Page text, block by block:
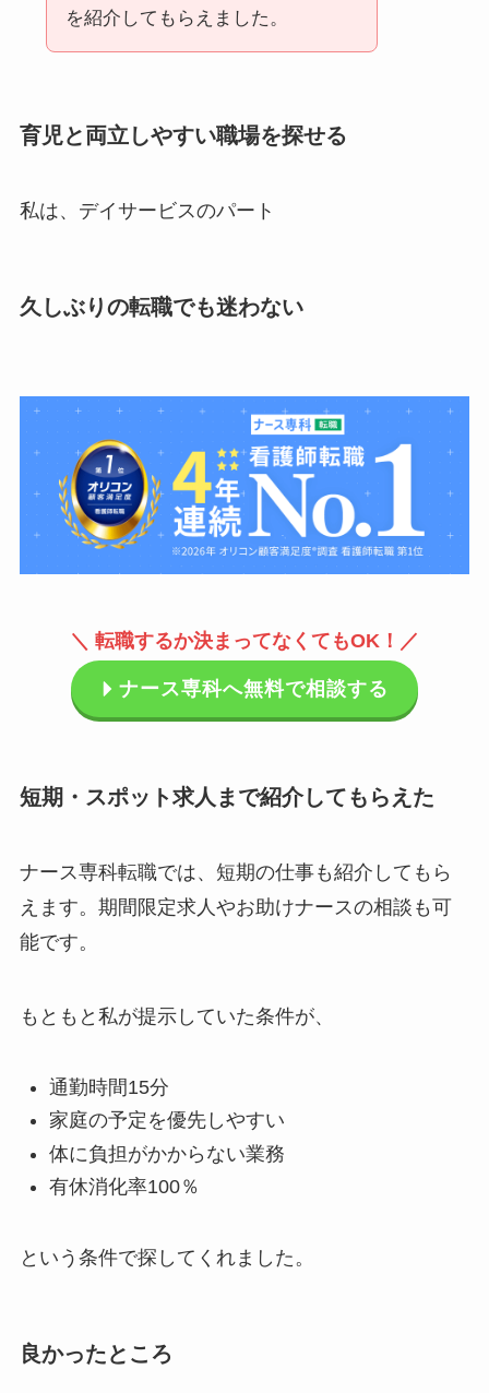
を紹介してもらえました。
育児と両立しやすい職場を探せる
私は、デイサービスのパート
久しぶりの転職でも迷わない
＼ 転職するか決まってなくてもOK！／
ナース専科へ無料で相談する
短期・スポット求人まで紹介してもらえた
ナース専科転職では、短期の仕事も紹介してもら
えます。期間限定求人やお助けナースの相談も可
能です。
もともと私が提示していた条件が、
通勤時間15分
家庭の予定を優先しやすい
体に負担がかからない業務
有休消化率100％
という条件で探してくれました。
良かったところ